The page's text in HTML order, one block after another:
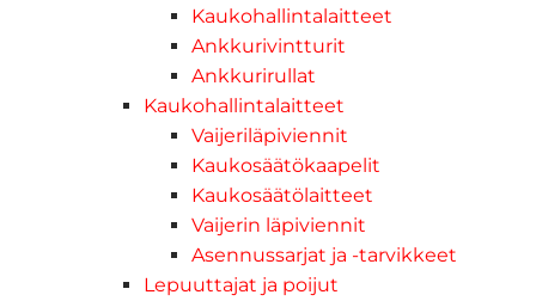
Kaukohallintalaitteet
Ankkurivintturit
Ankkurirullat
Kaukohallintalaitteet
Vaijeriläpiviennit
Kaukosäätökaapelit
Kaukosäätölaitteet
Vaijerin läpiviennit
Asennussarjat ja -tarvikkeet
Lepuuttajat ja poijut